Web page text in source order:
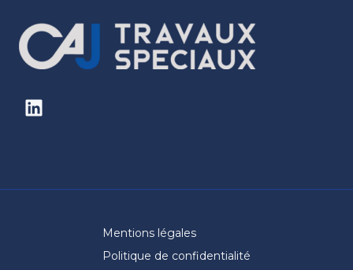
Mentions légales
Politique de confidentialité